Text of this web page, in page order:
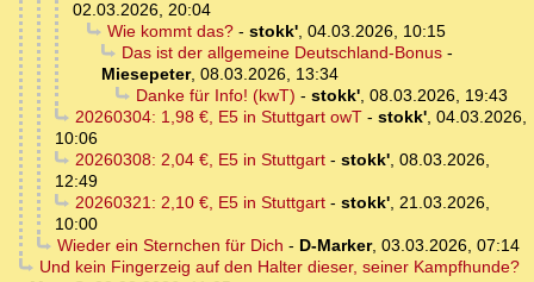
02.03.2026, 20:04
Wie kommt das?- stokk', 04.03.2026, 10:15
Das ist der allgemeine Deutschland-Bonus-
Miesepeter, 08.03.2026, 13:34
Danke für Info! (kwT) - stokk', 08.03.2026, 19:43
20260304: 1,98 €, E5 in Stuttgart owT- stokk', 04.03.2026,
10:06
20260308: 2,04 €, E5 in Stuttgart- stokk', 08.03.2026,
12:49
20260321: 2,10 €, E5 in Stuttgart- stokk', 21.03.2026,
10:00
Wieder ein Sternchen für Dich - D-Marker, 03.03.2026, 07:14
Und kein Fingerzeig auf den Halter dieser, seiner Kampfhunde?